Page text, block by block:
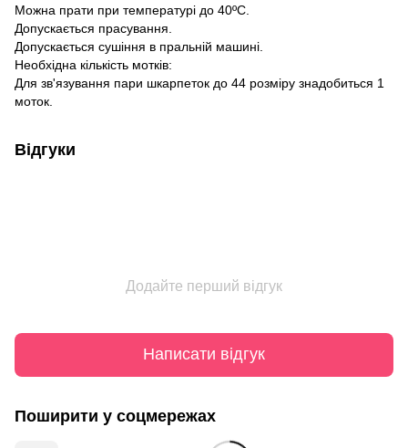
Можна прати при температурі до 40ºC.
Допускається прасування.
Допускається сушіння в пральній машині.
Необхідна кількість мотків:
Для зв'язування пари шкарпеток до 44 розміру знадобиться 1
моток.
Відгуки
Додайте перший відгук
Написати відгук
Поширити у соцмережах